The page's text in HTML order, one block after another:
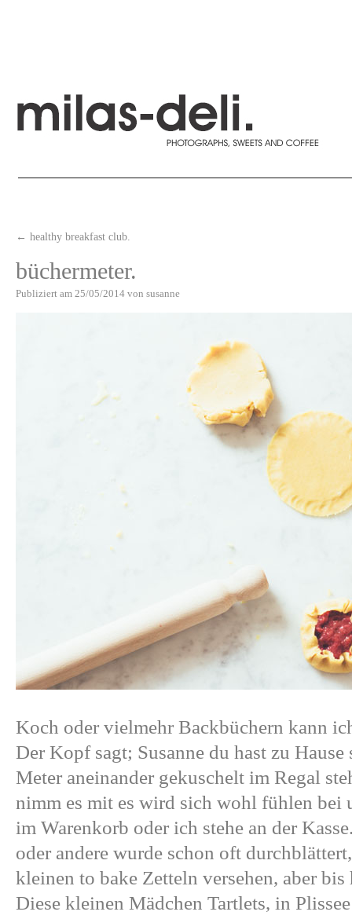
← healthy breakfast club.
büchermeter.
Publiziert am 25/05/2014 von susanne
Koch oder vielmehr Backbüchern kann
Der Kopf sagt; Susanne du hast zu
Meter aneinander gekuschelt im Regal
nimm es mit es wird sich wohl fühlen bei
im Warenkorb oder ich stehe an der
oder andere wurde schon oft
kleinen to bake Zetteln versehen, aber
Diese kleinen Mädchen Tartlets, in